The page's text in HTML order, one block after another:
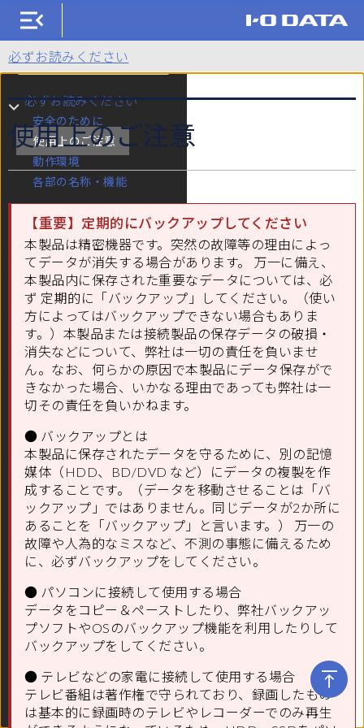
必ずお読みください
使用上のご注意
【重要】定期的にバックアップしてください
本製品は精密機器です。突然の故障等の理由によっ
てデータが消失する場合があります。 万一に備え、
本製品内に保存された重要なデータについては、必
ず 定期的に「バックアップ」してください。（使い
方によってはバックアップできない場合もありま
す。）本製品または接続製品の保存データの破損・
消失などについて、弊社は一切の責任を負いませ
ん。なお、何らかの原因で本製品にデータ保存がで
きなかった場合、いかなる理由であっても弊社は一
切その責任を負いかねます。
● バックアップとは
本製品に保存されたデータを守るために、別の記憶
媒体（HDD、BD/DVD など）にデータの複製を作
成することです。（データを移動させることは「バ
ックアップ」ではありません。同じデータが2か所に
あることを「バックアップ」と言います。） 万一の
故障や人為的なミスなど、不測の事態に備えるため
に、必ずバックアップをしてください。
● パソコンに接続して使用する場合
データをコピー＆ペーストしたり、弊社バックアッ
プソフトやOSのバックアップ機能を利用したりして
バックアップをしてください。
● テレビなどの家電に接続して使用する場合
テレビ番組は著作権で守られており、録画したもの
は基本的に録画時のテレビやレコーダーでのみ再生
HDCX-UTLBシリーズ
検索
サブメニュー 必ずお読みください
必ずお読みください
安全のために
使用上のご注意
動作環境
各部の名称・機能
サブメニュー 接続ガイド
接続ガイド
サブメニュー 困ったときには
困ったときには
サブメニュー 本マニュアルについて
本マニュアルについて
02 版 © I-O DATA DEVICE, INC